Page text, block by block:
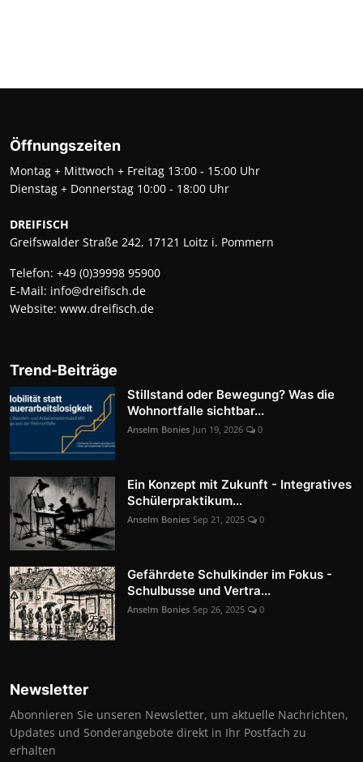
Öffnungszeiten
Montag + Mittwoch + Freitag 13:00 - 15:00 Uhr
Dienstag + Donnerstag 10:00 - 18:00 Uhr
DREIFISCH
Greifswalder Straße 242, 17121 Loitz i. Pommern
Telefon: +49 (0)39998 95900
E-Mail: info@dreifisch.de
Website: www.dreifisch.de
Trend-Beiträge
Stillstand oder Bewegung? Was die
Wohnortfalle sichtbar...
Anselm Bonies Jun 19, 2026 0
Ein Konzept mit Zukunft - Integratives
Schülerpraktikum...
Anselm Bonies Sep 21, 2025 0
Gefährdete Schulkinder im Fokus -
Schulbusse und Vertra...
Anselm Bonies Sep 26, 2025 0
Newsletter
Abonnieren Sie unseren Newsletter, um aktuelle Nachrichten,
Updates und Sonderangebote direkt in Ihr Postfach zu
erhalten